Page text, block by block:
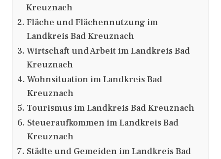
Kreuznach
Fläche und Flächennutzung im
Landkreis Bad Kreuznach
Wirtschaft und Arbeit im Landkreis Bad
Kreuznach
Wohnsituation im Landkreis Bad
Kreuznach
Tourismus im Landkreis Bad Kreuznach
Steueraufkommen im Landkreis Bad
Kreuznach
Städte und Gemeiden im Landkreis Bad